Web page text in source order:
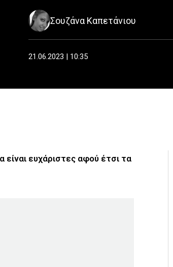
Σουζάνα Καπετάνιου
21.06.2023 | 10:35
είναι ευχάριστες αφού έτσι τα